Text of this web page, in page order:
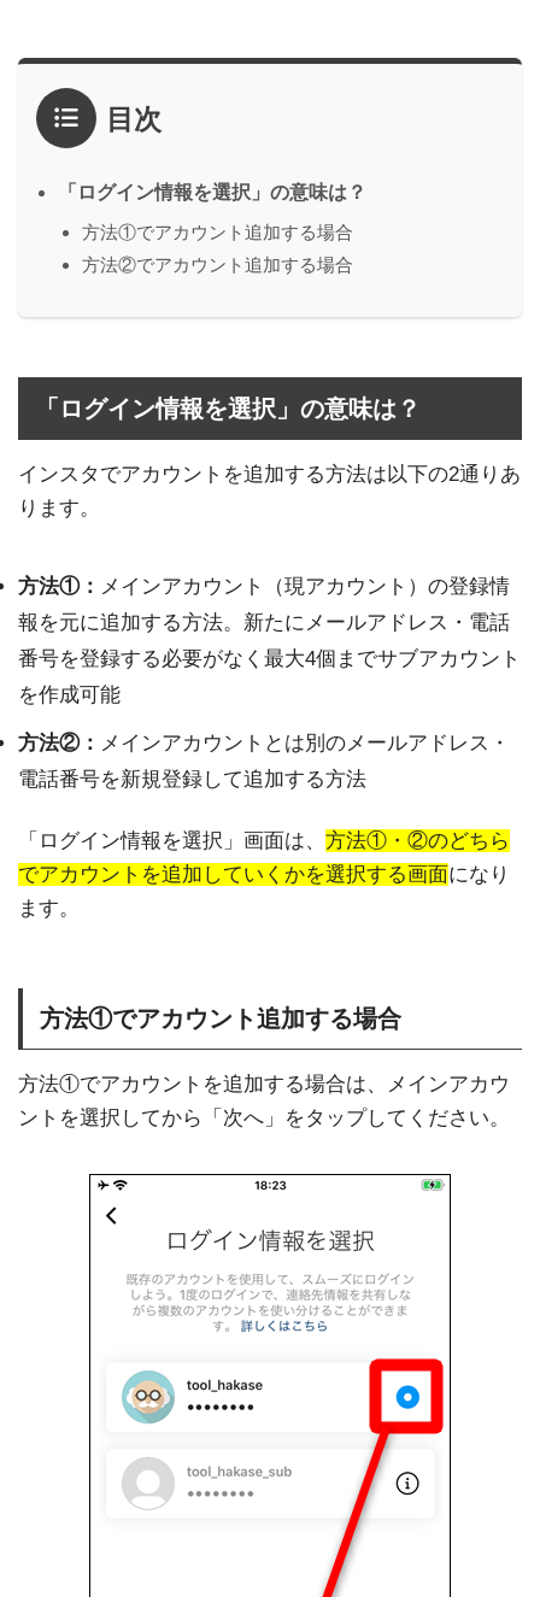
目次
「ログイン情報を選択」の意味は？
方法①でアカウント追加する場合
方法②でアカウント追加する場合
「ログイン情報を選択」の意味は？
インスタでアカウントを追加する方法は以下の2通りあ
ります。
方法①： メインアカウント（現アカウント）の登録情
報を元に追加する方法。新たにメールアドレス・電話
番号を登録する必要がなく最大4個までサブアカウント
を作成可能
方法②： メインアカウントとは別のメールアドレス・
電話番号を新規登録して追加する方法
「ログイン情報を選択」画面は、 方法①・②のどちら
でアカウントを追加していくかを選択する画面になり
ます。
方法①でアカウント追加する場合
方法①でアカウントを追加する場合は、メインアカウ
ントを選択してから「次へ」をタップしてください。